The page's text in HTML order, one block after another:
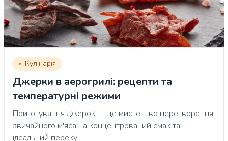
Кулінарія
Джерки в аерогрилі: рецепти та
температурні режими
Приготування джерок — це мистецтво перетворення
звичайного м'яса на концентрований смак та
ідеальний переку...